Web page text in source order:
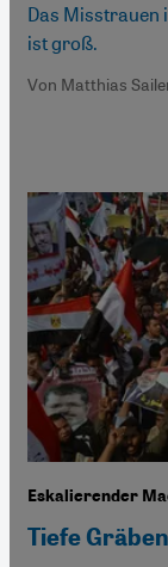
Das Misstrauen
ist groß.
Von Matthias
Eskalierender
Tiefe Gräben